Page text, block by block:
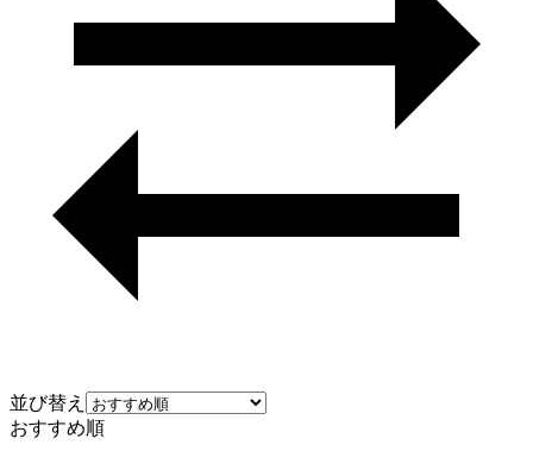
並び替え
おすすめ順